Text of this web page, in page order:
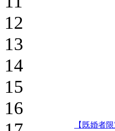
12
13
14
15
16
【既婚者